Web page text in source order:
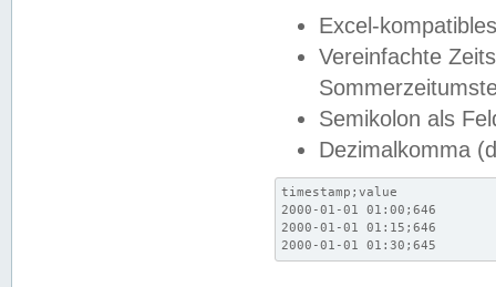
Excel-
Vereinfachte
Semikolon als
Dezimalkomma
timestamp;value
2000-01-01 01:00;646
2000-01-01 01:15;646
2000-01-01 01:30;645